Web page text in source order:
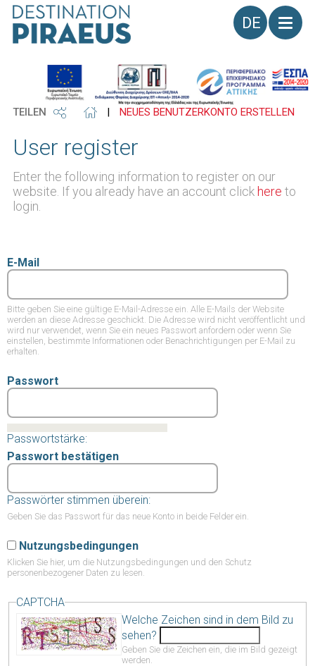
Sprache
TEILEN | NEUES BENUTZERKONTO ERSTELLEN
User register
Enter the following information to register on our
website. If you already have an account click here to
login.
E-Mail
Bitte geben Sie eine gültige E-Mail-Adresse ein. Alle E-Mails der Website
werden an diese Adresse geschickt. Die Adresse wird nicht veröffentlicht und
wird nur verwendet, wenn Sie ein neues Passwort anfordern oder wenn Sie
einstellen, bestimmte Informationen oder Benachrichtigungen per E-Mail zu
erhalten.
Passwort
Passwortstärke:
Passwort bestätigen
Passwörter stimmen überein:
Geben Sie das Passwort für das neue Konto in beide Felder ein.
Nutzungsbedingungen
Klicken Sie hier, um die Nutzungsbedingungen und den Schutz
personenbezogener Daten zu lesen.
CAPTCHA
Welche Zeichen sind in dem Bild zu
sehen?
Geben Sie die Zeichen ein, die im Bild gezeigt
werden.